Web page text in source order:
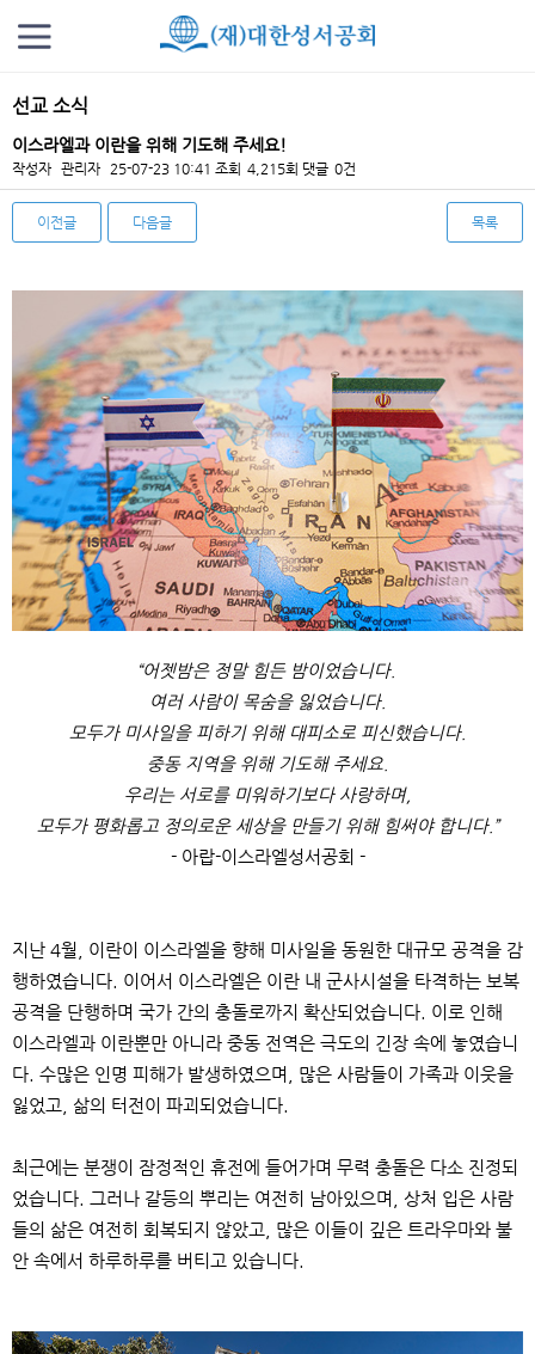
선교 소식
이스라엘과 이란을 위해 기도해 주세요!
작성자 관리자 25-07-23 10:41 조회 4,215회 댓글 0건
이전글 다음글 목록
“어젯밤은 정말 힘든 밤이었습니다.
여러 사람이 목숨을 잃었습니다.
모두가 미사일을 피하기 위해 대피소로 피신했습니다.
중동 지역을 위해 기도해 주세요
우리는 서로를 미워하기보다 사랑하며,
모두가 평화롭고 정의로운 세상을 만들기 위해 힘써야 합니다.”
- 아랍-이스라엘성서공회 -
지난 4월
이란이 이스라엘을 향해 미사일을 동원한 대규모 공격을 감
행하였습니다. 이어서 이스라엘은 이란 내 군사시설을 타격하는 보복
공격을 단행하며 국가 간의 충돌로까지 확산되었습니다. 이로 인해
이스라엘과 이란뿐만 아니라 중동 전역은 극도의 긴장 속에 놓였습니
다. 수많은 인명 피해가 발생하였으며
많은 사람들이 가족과 이웃을
잃었고
삶의 터전이 파괴되었습니다.
최근에는 분쟁이 잠정적인 휴전에 들어가며 무력 충돌은 다소 진정되
었습니다. 그러나 갈등의 뿌리는 여전히 남아있으며
상처 입은 사람
들의 삶은 여전히 회복되지 않았고
많은 이들이 깊은 트라우마와 불
안 속에서 하루하루를 버티고 있습니다.